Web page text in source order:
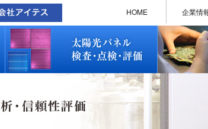
HOME 企業情
太陽光パネル検査・点検・評価
EL/PL 検査装置 保守サービス 修理で
修理
修理
修理
修理
修理
修理
メル